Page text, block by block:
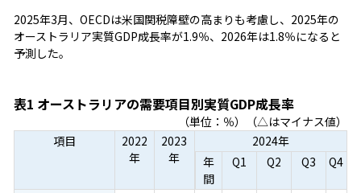
2025年3月、OECDは米国関税障壁の高まりも考慮し、2025年の
オーストラリア実質GDP成長率が1.9％、2026年は1.8％になると
予測した。
表1 オーストラリアの需要項目別実質GDP成長率
（単位：％）（△はマイナス値）
項目
2022
年
2023
年
2024年
年
間
Q1 Q2 Q3 Q4